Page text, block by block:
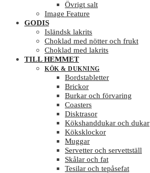
Övrigt salt
Image Feature
GODIS
Isländsk lakrits
Choklad med nötter och frukt
Choklad med lakrits
TILL HEMMET
KÖK & DUKNING
Bordstabletter
Brickor
Burkar och förvaring
Coasters
Disktrasor
Kökshanddukar och dukar
Köksklockor
Muggar
Servetter och servettställ
Skålar och fat
Tesilar och tepåsefat